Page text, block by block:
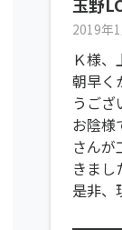
2019年
Ｋ様、
朝早く
うござ
お陰様
さんが
きまし
是非、